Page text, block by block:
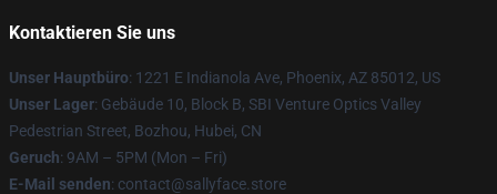
Kontaktieren Sie uns
Unser Hauptbüro: 1221 E Indianola Ave, Phoenix, AZ 85012, US
Unser Lager: Gebäude 10, Block B, SBI Venture Optics Valley
Pedestrian Street, Bozhou, Hubei, CN
Geruch: 9AM – 5PM (Mon – Fri)
E-Mail senden: contact@sallyface.store